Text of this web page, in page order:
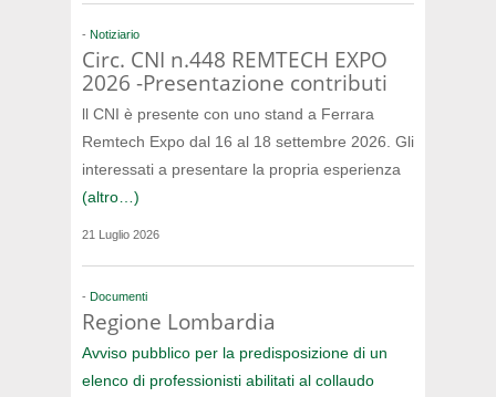
- Notiziario
Circ. CNI n.448 REMTECH EXPO
2026 -Presentazione contributi
ll CNI è presente con uno stand a Ferrara
Remtech Expo dal 16 al 18 settembre 2026. Gli
interessati a presentare la propria esperienza
(altro…)
21 Luglio 2026
- Documenti
Regione Lombardia
Avviso pubblico per la predisposizione di un
elenco di professionisti abilitati al collaudo